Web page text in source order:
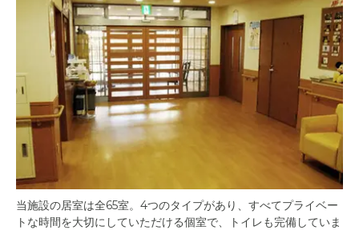
当施設の居室は全65室。4つのタイプがあり、すべてプライベー
トな時間を大切にしていただける個室で、トイレも完備していま